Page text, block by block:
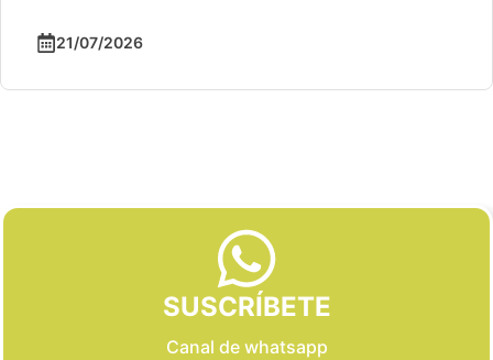
21/07/2026
SUSCRÍBETE
Canal de whatsapp